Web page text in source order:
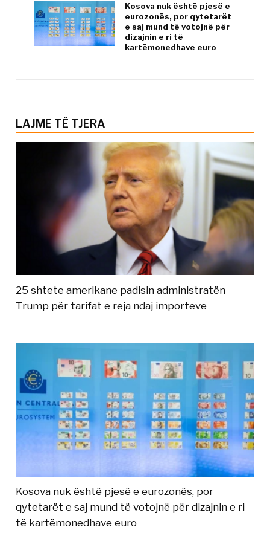
Kosova nuk është pjesë e
eurozonës, por qytetarët
e saj mund të votojnë për
dizajnin e ri të
kartëmonedhave euro
LAJME TË TJERA
25 shtete amerikane padisin administratën
Trump për tarifat e reja ndaj importeve
Kosova nuk është pjesë e eurozonës, por
qytetarët e saj mund të votojnë për dizajnin e ri
të kartëmonedhave euro